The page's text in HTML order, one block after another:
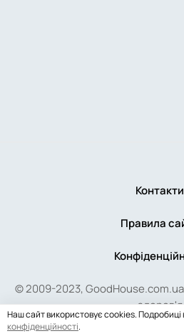
© 2009-2023, GoodHouse.com.ua
здоров'я
Контакти
Правила
Наш сайт використовує cookies. Подробиці
конфіденційності.